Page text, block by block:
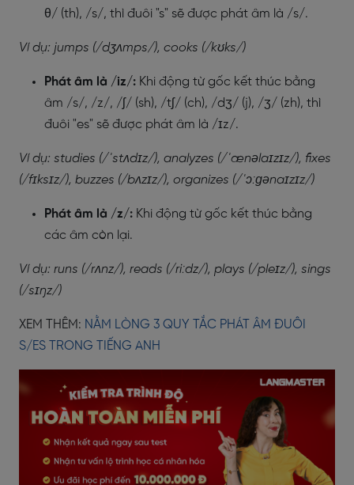
θ/ (th), /s/, thì đuôi "s" sẽ được phát âm là /s/.
Ví dụ: jumps (/dʒʌmps/), cooks (/kʊks/)
Phát âm là /iz/: Khi động từ gốc kết thúc bằng
âm /s/, /z/, /ʃ/ (sh), /tʃ/ (ch), /dʒ/ (j), /ʒ/ (zh), thì
đuôi "es" sẽ được phát âm là /ɪz/.
Ví dụ: studies (/ˈstʌdɪz/), analyzes (/ˈænəlaɪzɪz/), fixes
(/fɪksɪz/), buzzes (/bʌzɪz/), organizes (/ˈɔːɡənaɪzɪz/)
Phát âm là /z/: Khi động từ gốc kết thúc bằng
các âm còn lại.
Ví dụ: runs (/rʌnz/), reads (/riːdz/), plays (/pleɪz/), sings
(/sɪŋz/)
XEM THÊM: NẰM LÒNG 3 QUY TẮC PHÁT ÂM ĐUÔI
S/ES TRONG TIẾNG ANH